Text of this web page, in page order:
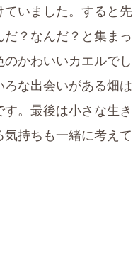
いました。すると先
？なんだ？と集まっ
かわいいカエルでし
な出会いがある畑は
。最後は小さな生き
持ちも一緒に考えて